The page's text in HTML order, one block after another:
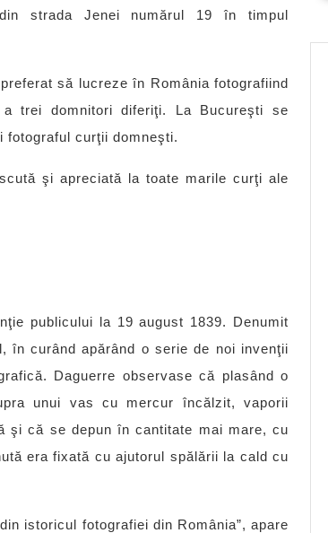
strada Jenei numărul 19 în timpul
să lucreze în România fotografiind
trei domnitori diferiţi. La Bucureşti se
fotograful curţii domneşti.
şi apreciată la toate marile curţi ale
publicului la 19 august 1839. Denumit
în curând apărând o serie de noi invenţii
Daguerre observase că plasând o
unui vas cu mercur încălzit, vaporii
şi că se depun în cantitate mai mare, cu
era fixată cu ajutorul spălării la cald cu
istoricul fotografiei din România”, apare